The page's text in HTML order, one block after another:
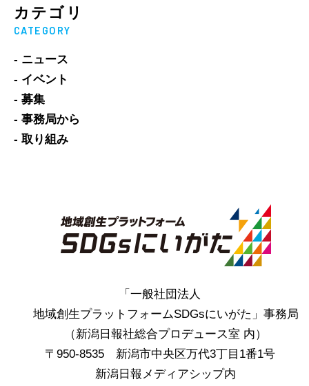
カテゴリ
CATEGORY
- ニュース
- イベント
- 募集
- 事務局から
- 取り組み
「一般社団法人
地域創生プラットフォームSDGsにいがた」事務局
（新潟日報社総合プロデュース室 内）
〒950-8535 新潟市中央区万代3丁目1番1号
新潟日報メディアシップ内